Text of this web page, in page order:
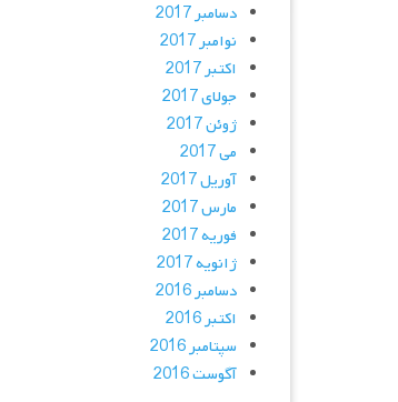
دسامبر 2017
نوامبر 2017
اکتبر 2017
جولای 2017
ژوئن 2017
می 2017
آوریل 2017
مارس 2017
فوریه 2017
ژانویه 2017
دسامبر 2016
اکتبر 2016
سپتامبر 2016
آگوست 2016